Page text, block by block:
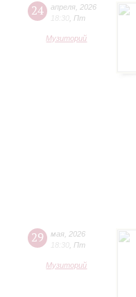
24 апреля 2026
18:30
Пт
Музиторий
29 мая 2026
18:30 Пт
Музиторий